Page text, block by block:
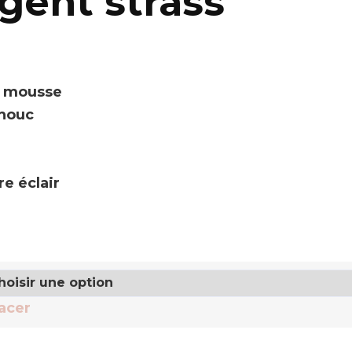
éclair